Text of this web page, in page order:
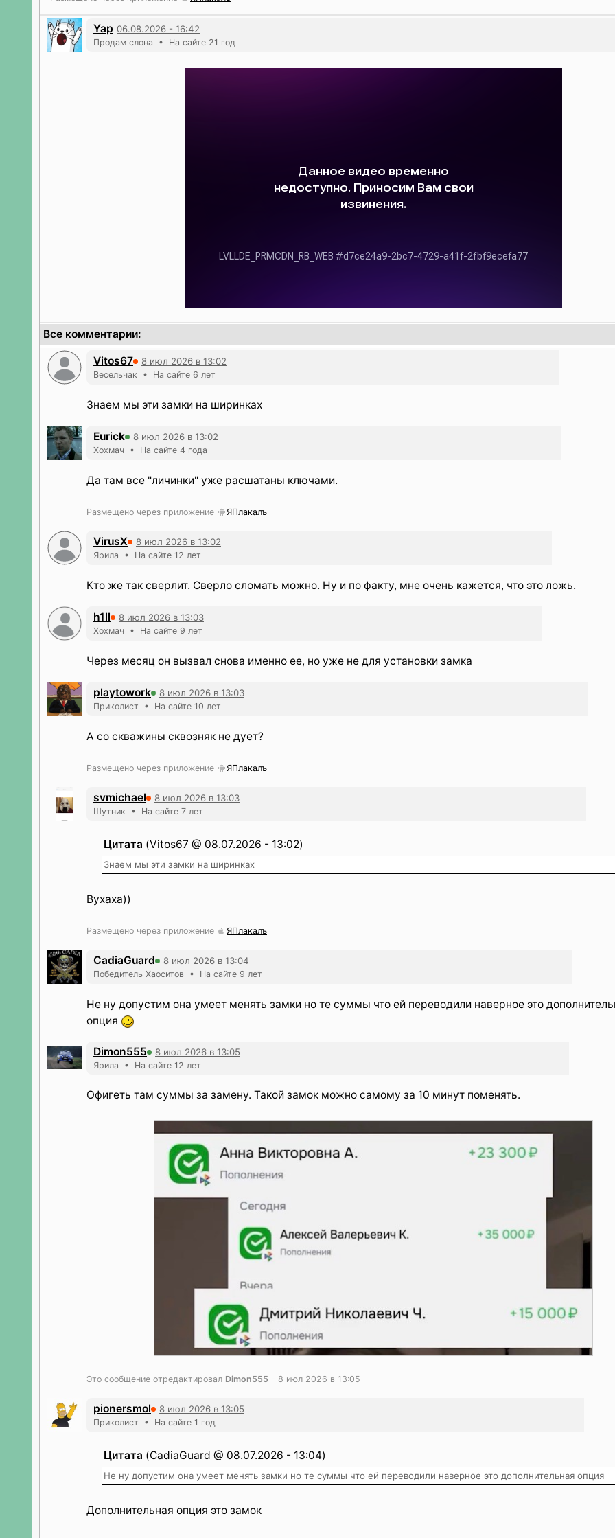
Yap 06.08.2026 - 16:42
Продам слона • На сайте 21 год
Все комментарии:
Vitos67 8 июл 2026 в 13:02
Весельчак • На сайте 6 лет
Знаем мы эти замки на ширинках
Eurick 8 июл 2026 в 13:02
Хохмач • На сайте 4 года
Да там все "личинки" уже расшатаны ключами.
Размещено через приложение ЯПлакалъ
VirusX 8 июл 2026 в 13:02
Ярила • На сайте 12 лет
Кто же так сверлит. Сверло сломать можно. Ну и по факту, мне очень кажется, что это ложь.
h1ll 8 июл 2026 в 13:03
Хохмач • На сайте 9 лет
Через месяц он вызвал снова именно ее, но уже не для установки замка
playtowork 8 июл 2026 в 13:03
Приколист • На сайте 10 лет
А со скважины сквозняк не дует?
Размещено через приложение ЯПлакалъ
svmichael 8 июл 2026 в 13:03
Шутник • На сайте 7 лет
Цитата (Vitos67 @ 08.07.2026 - 13:02)
Знаем мы эти замки на ширинках
Вухаха))
Размещено через приложение ЯПлакалъ
CadiaGuard 8 июл 2026 в 13:04
Победитель Хаоситов • На сайте 9 лет
Не ну допустим она умеет менять замки но те суммы что ей переводили наверное это
опция
Dimon555 8 июл 2026 в 13:05
Ярила • На сайте 12 лет
Офигеть там суммы за замену. Такой замок можно самому за 10 минут поменять.
Это сообщение отредактировал Dimon555 - 8 июл 2026 в 13:05
pionersmol 8 июл 2026 в 13:05
Приколист • На сайте 1 год
Цитата (CadiaGuard @ 08.07.2026 - 13:04)
Не ну допустим она умеет менять замки но те суммы что ей переводили наверное это дополнительная опция
Дополнительная опция это замок